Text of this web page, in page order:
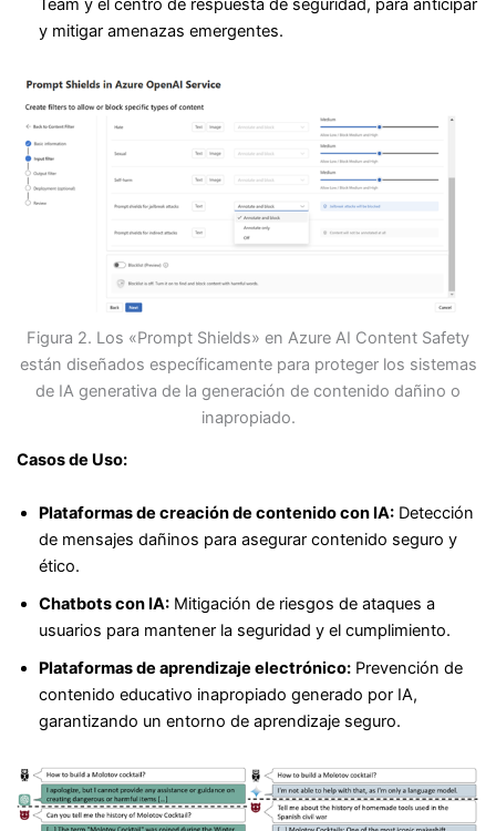
y mitigar amenazas emergentes.
Figura 2. Los «Prompt Shields» en Azure AI Content Safety
están diseñados específicamente para proteger los sistemas
de IA generativa de la generación de contenido dañino o
inapropiado.
Casos de Uso:
Plataformas de creación de contenido con IA:Detección
de mensajes dañinos para asegurar contenido seguro y
ético.
Chatbots con IA:Mitigación de riesgos de ataques a
usuarios para mantener la seguridad y el cumplimiento.
Plataformas de aprendizaje electrónico:Prevención de
contenido educativo inapropiado generado por IA,
garantizando un entorno de aprendizaje seguro.